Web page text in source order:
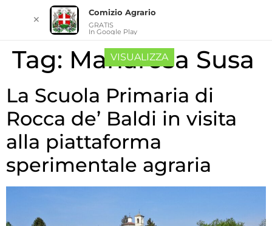
Tag: Mariarosa Susa
La Scuola Primaria di
Rocca de’ Baldi in visita
alla piattaforma
sperimentale agraria
✕
Comizio Agrario
GRATIS
In Google Play
VISUALIZZA